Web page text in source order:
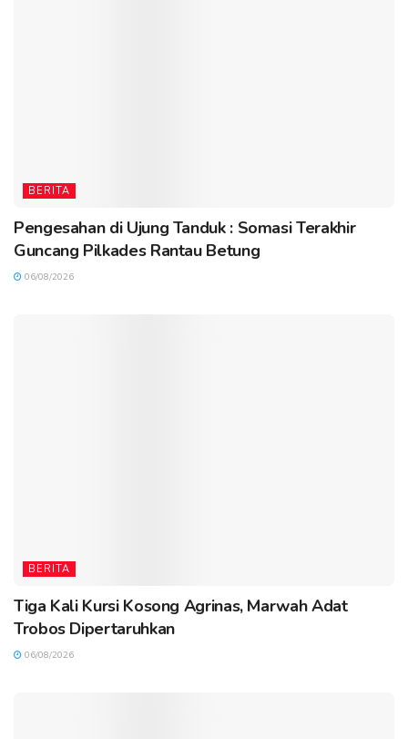
BERITA
Pengesahan di Ujung Tanduk : Somasi Terakhir
Guncang Pilkades Rantau Betung
06/08/2026
BERITA
Tiga Kali Kursi Kosong Agrinas, Marwah Adat
Trobos Dipertaruhkan
06/08/2026